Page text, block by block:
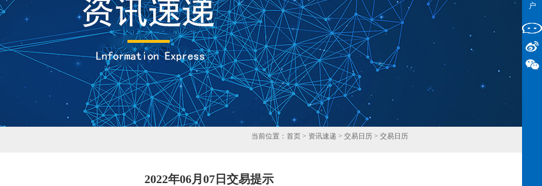
当前位置： 首页 > 资讯速递 > 交易日历 > 交易日历
2022年06月07日交易提示
户